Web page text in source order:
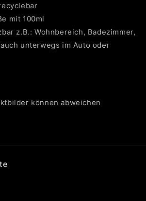
mit 100ml
z.B.: Wohnbereich, Badezimmer,
unterwegs im Auto oder
können abweichen